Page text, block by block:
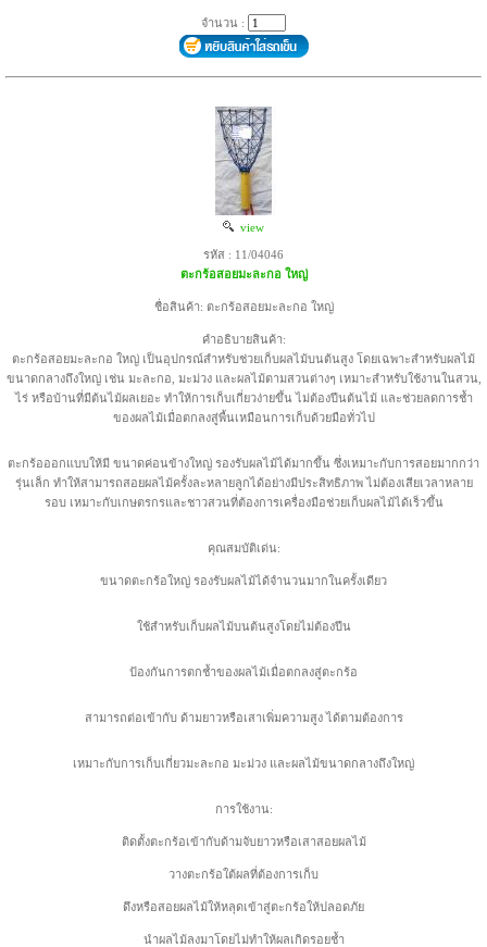
จำนวน :
view
รหัส : 11/04046
ตะกร้อสอยมะละกอ ใหญ่
ชื่อสินค้า: ตะกร้อสอยมะละกอ ใหญ่
คำอธิบายสินค้า:
ตะกร้อสอยมะละกอ ใหญ่ เป็นอุปกรณ์สำหรับช่วยเก็บผลไม้บนต้นสูง โดยเฉพาะสำหรับผลไม้
ขนาดกลางถึงใหญ่ เช่น มะละกอ, มะม่วง และผลไม้ตามสวนต่างๆ เหมาะสำหรับใช้งานในสวน,
ไร่ หรือบ้านที่มีต้นไม้ผลเยอะ ทำให้การเก็บเกี่ยวง่ายขึ้น ไม่ต้องปีนต้นไม้ และช่วยลดการช้ำ
ของผลไม้เมื่อตกลงสู่พื้นเหมือนการเก็บด้วยมือทั่วไป
ตะกร้อออกแบบให้มี ขนาดค่อนข้างใหญ่ รองรับผลไม้ได้มากขึ้น ซึ่งเหมาะกับการสอยมากกว่า
รุ่นเล็ก ทำให้สามารถสอยผลไม้ครั้งละหลายลูกได้อย่างมีประสิทธิภาพ ไม่ต้องเสียเวลาหลาย
รอบ เหมาะกับเกษตรกรและชาวสวนที่ต้องการเครื่องมือช่วยเก็บผลไม้ได้เร็วขึ้น
คุณสมบัติเด่น:
ขนาดตะกร้อใหญ่ รองรับผลไม้ได้จำนวนมากในครั้งเดียว
ใช้สำหรับเก็บผลไม้บนต้นสูงโดยไม่ต้องปีน
ป้องกันการตกช้ำของผลไม้เมื่อตกลงสู่ตะกร้อ
สามารถต่อเข้ากับ ด้ามยาวหรือเสาเพิ่มความสูง ได้ตามต้องการ
เหมาะกับการเก็บเกี่ยวมะละกอ มะม่วง และผลไม้ขนาดกลางถึงใหญ่
การใช้งาน:
ติดตั้งตะกร้อเข้ากับด้ามจับยาวหรือเสาสอยผลไม้
วางตะกร้อใต้ผลที่ต้องการเก็บ
ดึงหรือสอยผลไม้ให้หลุดเข้าสู่ตะกร้อให้ปลอดภัย
นำผลไม้ลงมาโดยไม่ทำให้ผลเกิดรอยช้ำ